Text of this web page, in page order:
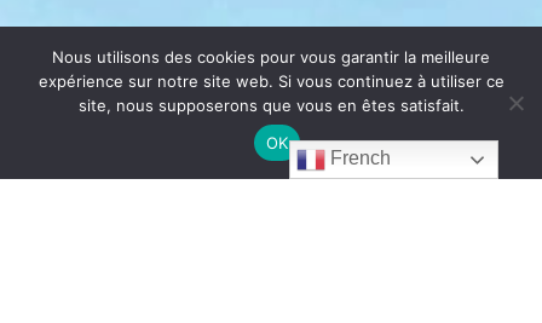
French
Nous utilisons des cookies pour vous garantir la meilleure
expérience sur notre site web. Si vous continuez à utiliser ce
site, nous supposerons que vous en êtes satisfait.
OK